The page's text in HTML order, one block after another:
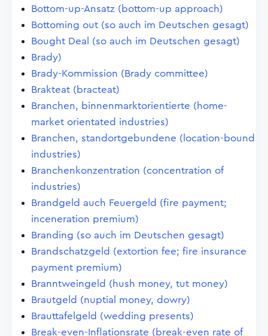
Bottom-up-Ansatz (bottom-up approach)
Bottoming out (so auch im Deutschen gesagt)
Bought Deal (so auch im Deutschen gesagt)
Brady)
Brady-Kommission (Brady committee)
Brakteat (bracteat)
Branchen, binnenmarktorientierte (home-
market orientated industries)
Branchen, standortgebundene (location-bound
industries)
Branchenkonzentration (concentration of
industries)
Brandgeld auch Feuergeld (fire payment;
inceneration premium)
Branding (so auch im Deutschen gesagt)
Brandschatzgeld (extortion fee; fire insurance
payment premium)
Branntweingeld (hush money, tut money)
Brautgeld (nuptial money, dowry)
Brauttafelgeld (wedding presents)
Break-even-Inflationsrate (break-even rate of